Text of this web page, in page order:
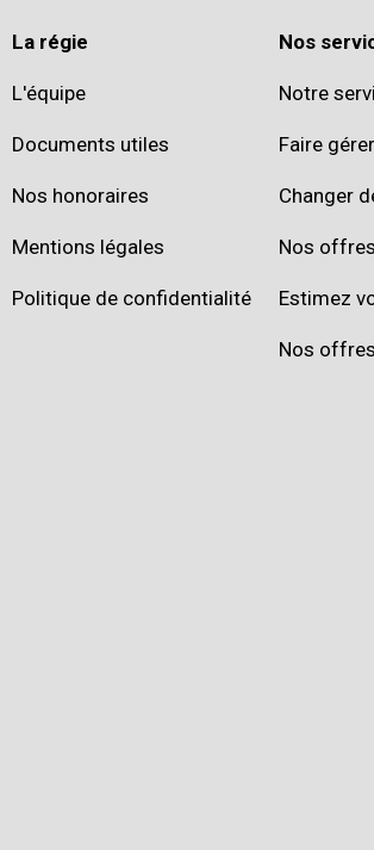
La régie
L'équipe
Documents utiles
Nos honoraires
Mentions légales
Politique de confidentialité
Nos
Notre
Faire
Changer
Nos
Estimez
Nos